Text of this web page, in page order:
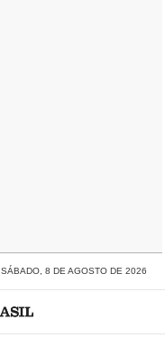
SÁBADO, 8 DE AGOSTO DE 2026